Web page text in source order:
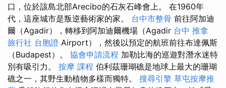
口，位於該島北部Arecibo的石灰石峰會上。 在1960年
代，這座城市是叛逆藝術家的家。 台中市整骨 前往阿加迪
爾（Agadir），轉移到阿加迪爾機場（Agadir 台中 推拿
旅行社 台胞證 Airport），然後以預定的航班前往布達佩斯
（Budapest）。 協會申請流程 加勒比海的巡遊對潛水迷特
別有吸引力。 按摩 課程 伯利茲珊瑚礁是地球上最大的珊瑚
礁之一，其野生動植物多樣而獨特。 搜尋引擎 草屯按摩推